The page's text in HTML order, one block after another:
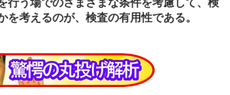
を考えるのが、検査の有用性である。